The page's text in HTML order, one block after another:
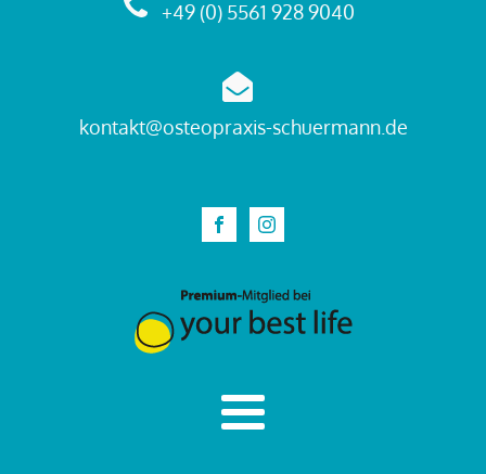
+49 (0) 5561 928 9040
kontakt@osteopraxis-schuermann.de